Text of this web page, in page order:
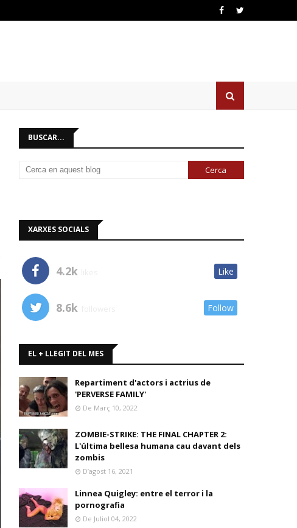
BUSCAR...
XARXES SOCIALS
4.2k Like
8.6k Follow
EL + LLEGIT DEL MES
Repartiment d'actors i actrius de
'PERVERSE FAMILY'
De Març 10, 2022
ZOMBIE-STRIKE: THE FINAL CHAPTER 2:
L'última bellesa humana cau davant dels
zombis
D’agost 16, 2021
Linnea Quigley: entre el terror i la
pornografia
De Juliol 04, 2022